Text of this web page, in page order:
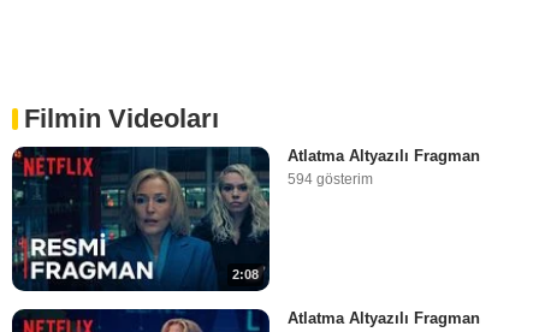
Filmin Videoları
2:08
Atlatma Altyazılı Fragman
594 gösterim
Atlatma Altyazılı Fragman